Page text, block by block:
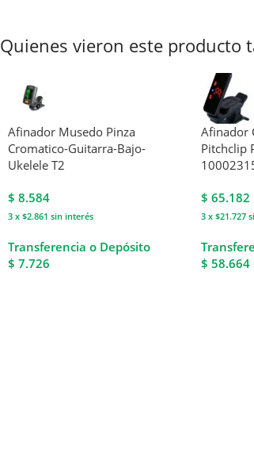
Quienes vieron este producto
Afinador Musedo Pinza
Cromatico-Guitarra-Bajo-
Ukelele T2
$ 8.584
3 x $2.861 sin interés
Transferencia o Depósito
$ 7.726
Afinador
Pitchclip
$ 65.182
3 x $21.727
$ 58.664